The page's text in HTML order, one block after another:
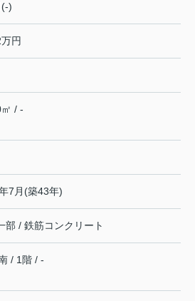
)
円
/ -
7月(築43年)
部 / 鉄筋コンクリート
/ 1階 / -